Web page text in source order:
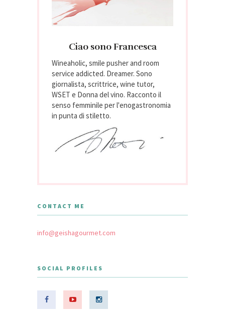
Ciao sono Francesca
Wineaholic, smile pusher and room
service addicted. Dreamer. Sono
giornalista, scrittrice, wine tutor,
WSET e Donna del vino. Racconto il
senso femminile per l'enogastronomia
in punta di stiletto.
CONTACT ME
info@geishagourmet.com
SOCIAL PROFILES